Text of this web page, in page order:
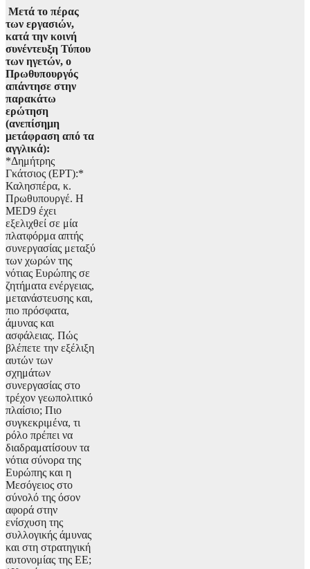
Μετά το πέρας
των εργασιών,
κατά την κοινή
συνέντευξη Τύπου
των ηγετών, ο
Πρωθυπουργός
απάντησε στην
παρακάτω
ερώτηση
(ανεπίσημη
μετάφραση από τα
αγγλικά):
*Δημήτρης
Γκάτσιος (ΕΡΤ):*
Καλησπέρα, κ.
Πρωθυπουργέ. Η
MED9 έχει
εξελιχθεί σε μία
πλατφόρμα απτής
συνεργασίας μεταξύ
των χωρών της
νότιας Ευρώπης σε
ζητήματα ενέργειας,
μετανάστευσης και,
πιο πρόσφατα,
άμυνας και
ασφάλειας. Πώς
βλέπετε την εξέλιξη
αυτών των
σχημάτων
συνεργασίας στο
τρέχον γεωπολιτικό
πλαίσιο; Πιο
συγκεκριμένα, τι
ρόλο πρέπει να
διαδραματίσουν τα
νότια σύνορα της
Ευρώπης και η
Μεσόγειος στο
σύνολό της όσον
αφορά στην
ενίσχυση της
συλλογικής άμυνας
και στη στρατηγική
αυτονομίας της ΕΕ;